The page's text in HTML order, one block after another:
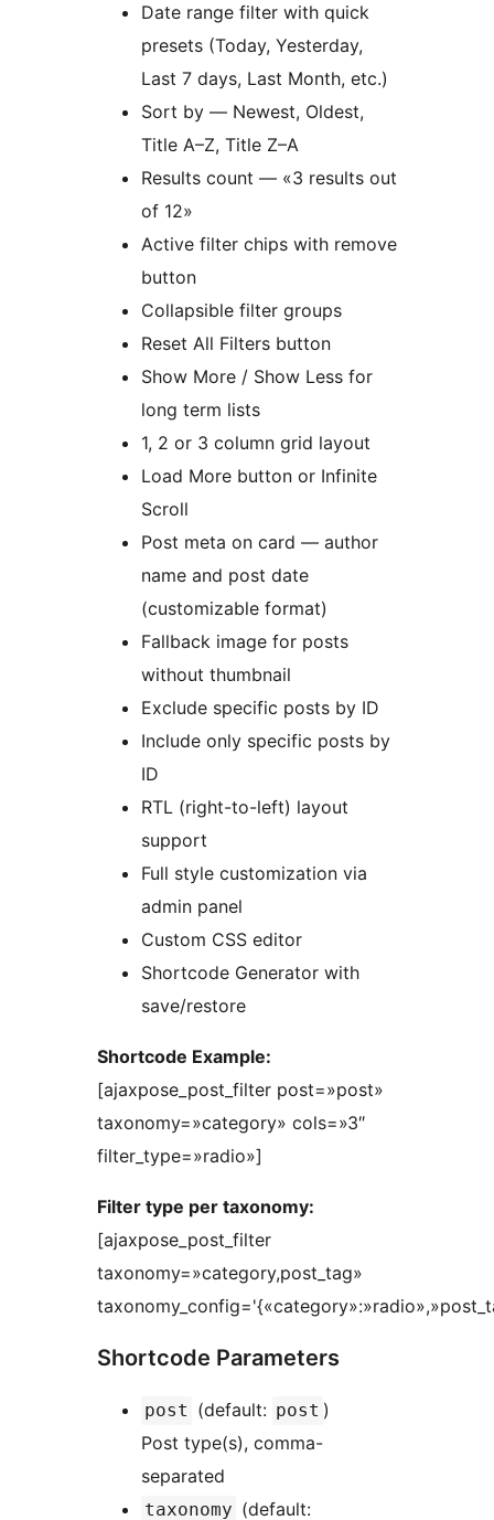
Date range filter with quick
presets (Today, Yesterday,
Last 7 days, Last Month, etc.)
Sort by — Newest, Oldest,
Title A–Z, Title Z–A
Results count — «3 results out
of 12»
Active filter chips with remove
button
Collapsible filter groups
Reset All Filters button
Show More / Show Less for
long term lists
1, 2 or 3 column grid layout
Load More button or Infinite
Scroll
Post meta on card — author
name and post date
(customizable format)
Fallback image for posts
without thumbnail
Exclude specific posts by ID
Include only specific posts by
ID
RTL (right-to-left) layout
support
Full style customization via
admin panel
Custom CSS editor
Shortcode Generator with
save/restore
Shortcode Example:
[ajaxpose_post_filter post=»post»
taxonomy=»category» cols=»3″
filter_type=»radio»]
Filter type per taxonomy:
[ajaxpose_post_filter
taxonomy=»category,post_tag»
Shortcode Parameters
post (default: post )
Post type(s), comma-
separated
taxonomy (default: